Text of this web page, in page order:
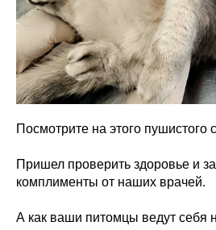
Посмотрите на этого пушистого
Пришел проверить здоровье и
комплименты от наших врачей.
А как ваши питомцы ведут себя